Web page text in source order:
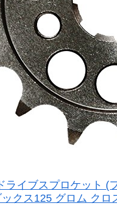
ライブスプロケット (
クス125 グロム ク